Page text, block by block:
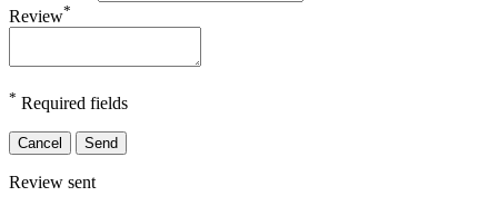
Review*
* Required fields
Cancel Send
Review sent